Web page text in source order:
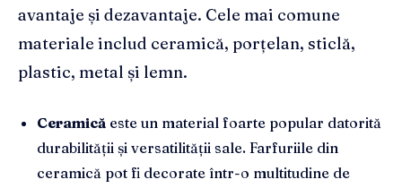
avantaje și dezavantaje. Cele mai comune
materiale includ ceramică, porțelan, sticlă,
plastic, metal și lemn.
Ceramică este un material foarte popular datorită
durabilității și versatilității sale. Farfuriile din
ceramică pot fi decorate într-o multitudine de